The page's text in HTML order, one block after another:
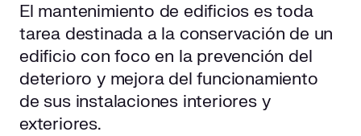
El mantenimiento de edificios es toda
tarea destinada a la conservación de un
edificio con foco en la prevención del
deterioro y mejora del funcionamiento
de sus instalaciones interiores y
exteriores.